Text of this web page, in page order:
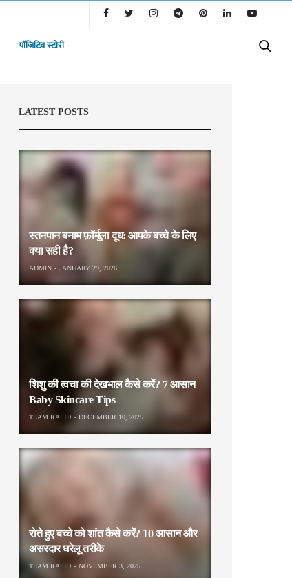
पॉजिटिव स्टोरी
LATEST POSTS
स्तनपान बनाम फ़ॉर्मूला दूध: आपके बच्चे के लिए
क्या सही है?
ADMIN JANUARY 29, 2026
शिशु की त्वचा की देखभाल कैसे करें? 7 आसान
Baby Skincare Tips
TEAM RAPID DECEMBER 10, 2025
रोते हुए बच्चे को शांत कैसे करें? 10 आसान और
असरदार घरेलू तरीके
TEAM RAPID NOVEMBER 3, 2025